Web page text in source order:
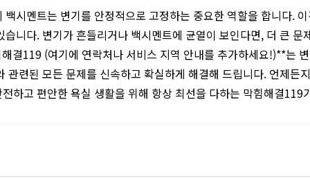
백시멘트는 변기를 안정적으로 고정하는 중요한 역할을 합니다.
습니다. 변기가 흔들리거나 백시멘트에 균열이 보인다면, 더 큰
결119 (여기에 연락처나 서비스 지역 안내를 추가하세요!)**는
관련된 모든 문제를 신속하고 확실하게 해결해 드립니다. 언제든
하고 편안한 욕실 생활을 위해 항상 최선을 다하는 막힘해결119